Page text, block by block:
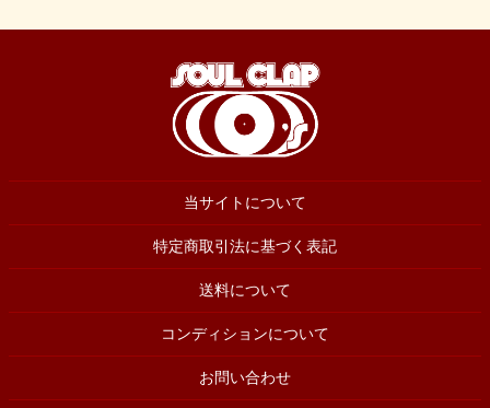
当サイトについて
特定商取引法に基づく表記
送料について
コンディションについて
お問い合わせ